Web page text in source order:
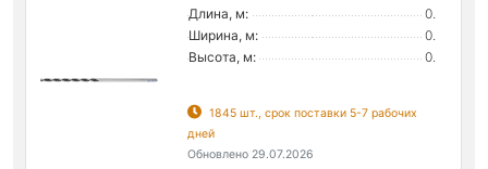
Длина, м:
0.
Ширина, м:
0.
Высота, м:
0.
1845 шт., срок поставки 5-7 рабочих
дней
Обновлено 29.07.2026